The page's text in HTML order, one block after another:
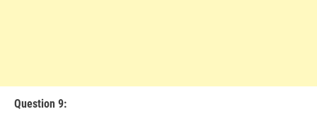
Question 9: